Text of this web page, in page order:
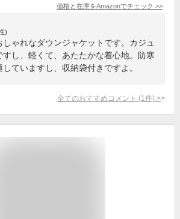
価格と在庫をAmazonでチェック >>
)
しゃれなダウンジャケットです。カジュ
すし、軽くて、あたたかな着心地。防寒
ていますし、収納袋付きですよ。
全てのおすすめコメント (1 件) >